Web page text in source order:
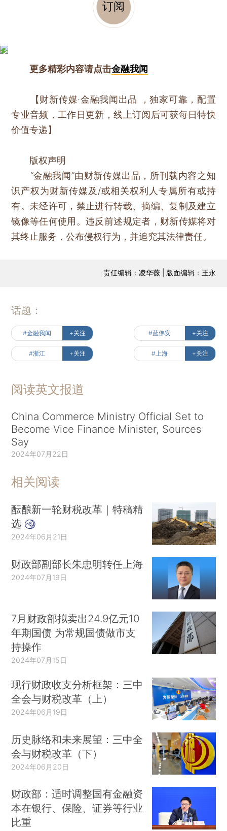
订阅
更多精彩内容请点击金融我闻
【财新传媒·金融我闻出品 ，独家可靠，配置
专业音频，工作日更新，线上订阅后可获每日特快
价值专递】
版权声明
“金融我闻”由财新传媒出品，所刊载内容之知
识产权为财新传媒及/或相关权利人专属所有或持
有。未经许可，禁止进行转载、摘编、复制及建立
镜像等任何使用。违反前述规定者，财新传媒将对
其终止服务，公布侵权行为，并追究其法律责任。
责任编辑：凌华薇 | 版面编辑：王永
话题：
#金融我闻 +关注 #蓝佛安 +关注
#浙江 +关注 #上海 +关注
阅读英文报道
China Commerce Ministry Official Set to
Become Vice Finance Minister, Sources
Say
2024年07月22日
相关阅读
酝酿新一轮财税改革｜特稿精
选
2024年06月21日
财政部副部长朱忠明转任上海
2024年07月19日
7月财政部拟卖出24.9亿元10
年期国债 为常规国债做市支
持操作
2024年07月15日
现行财政收支分析框架：三中
全会与财税改革（上）
2024年06月19日
历史脉络和未来展望：三中全
会与财税改革（下）
2024年06月20日
财政部：适时调整国有金融资
本在银行、保险、证券等行业
比重